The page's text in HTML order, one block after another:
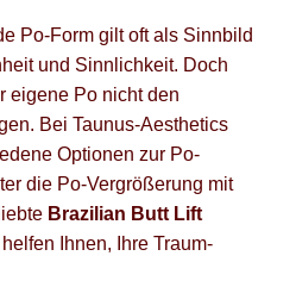
Po
Po-Form gilt oft als Sinnbild
und Sinnlichkeit. Doch
eigene Po nicht den
Bei Taunus-Aesthetics
Optionen zur Po-
die Po-Vergrößerung mit
Brazilian Butt Lift
Ihnen, Ihre Traum-